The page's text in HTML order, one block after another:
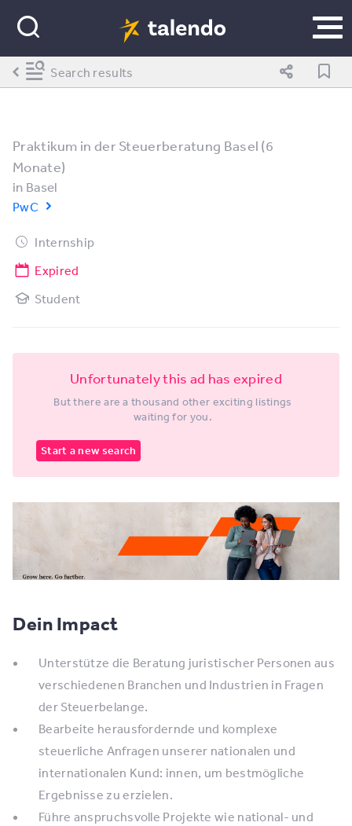
Praktikum in der Steuerberatung Basel (6
Monate)
in Basel
PwC
Internship
Expired
Student
Unfortunately this ad has expired
But there are a thousand other exciting listings
waiting for you.
Start a new search
Dein Impact
Unterstütze die Beratung juristischer Personen aus
verschiedenen Branchen und Industrien in Fragen
der Steuerbelange.
Bearbeite herausfordernde und komplexe
steuerliche Anfragen unserer nationalen und
internationalen Kund: innen, um bestmögliche
Ergebnisse zu erzielen.
Führe anspruchsvolle Projekte wie national- und
Search results